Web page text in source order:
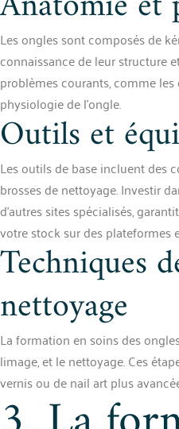
Les ongles sont composés de
connaissance de leur structure
problèmes courants, comme
physiologie de l’ongle.
Outils et
Les outils de base incluent des
brosses de nettoyage. Investir
d’autres sites spécialisés,
votre stock sur des
Techniques
nettoyage
La formation en soins des
limage, et le nettoyage. Ces
vernis ou de nail art plus